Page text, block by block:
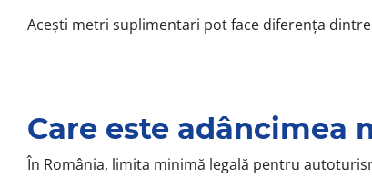
Acești metri suplimentari pot face diferența
Care este
În România, limita minimă legală pentru